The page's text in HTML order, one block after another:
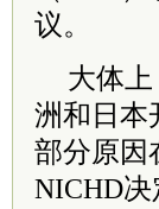
议。
大体
洲和日本
部分原因
NICHD